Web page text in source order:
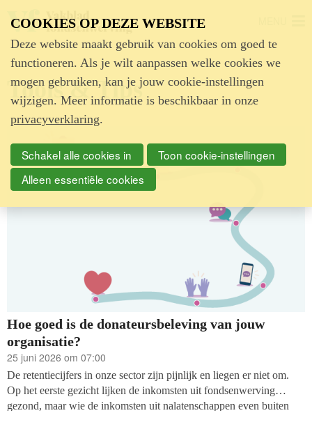
Tools & Tips
Hoe goed is de donateursbeleving van jouw
organisatie?
25 juni 2026 om 07:00
De retentiecijfers in onze sector zijn pijnlijk en liegen er niet om.
Op het eerste gezicht lijken de inkomsten uit fondsenwerving
gezond, maar wie de inkomsten uit nalatenschappen even buiten
COOKIES OP DEZE WEBSITE
Deze website maakt gebruik van cookies om goed te
functioneren. Als je wilt aanpassen welke cookies we
mogen gebruiken, kan je jouw cookie-instellingen
wijzigen. Meer informatie is beschikbaar in onze
privacyverklaring.
Schakel alle cookies in
Toon cookie-instellingen
Alleen essentiële cookies